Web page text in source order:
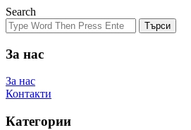
Search
Търси
За нас
За нас
Контакти
Категории